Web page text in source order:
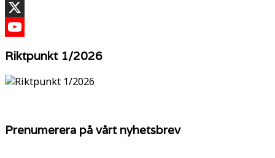
TikTok
X
Riktpunkt 1/2026
Prenumerera på vårt nyhetsbrev